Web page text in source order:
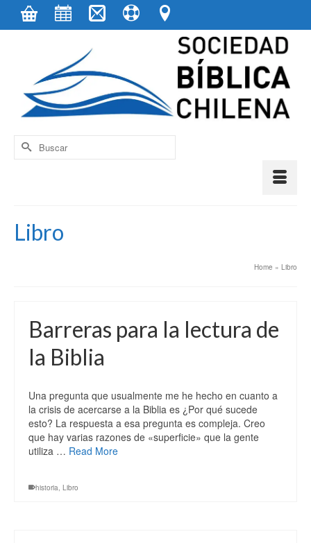
contenido
Buscar
por:
Libro
Home » Libro
Barreras para la lectura de
la Biblia
Una pregunta que usualmente me he hecho en cuanto a
la crisis de acercarse a la Biblia es ¿Por qué sucede
esto? La respuesta a esa pregunta es compleja. Creo
que hay varias razones de «superficie» que la gente
utiliza … Read More
historia Libro